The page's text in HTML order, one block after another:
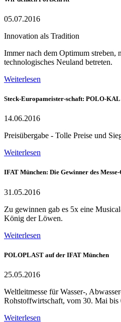
05.07.2016
Innovation als Tradition
Immer nach dem Optimum streben,
technologisches Neuland betreten.
Weiterlesen
Steck-Europameister-schaft: POLO-KAL
14.06.2016
Preisübergabe - Tolle Preise und
Weiterlesen
IFAT München: Die Gewinner des
31.05.2016
Zu gewinnen gab es 5x eine
König der Löwen.
Weiterlesen
POLOPLAST auf der IFAT München
25.05.2016
Weltleitmesse für Wasser-,
Rohstoffwirtschaft, vom 30. Mai bis
Weiterlesen